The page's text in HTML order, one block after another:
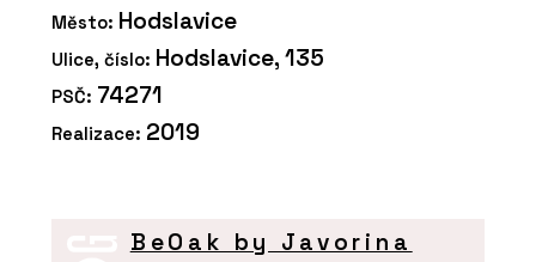
Město: Hodslavice
Ulice, číslo: Hodslavice, 135
PSČ: 74271
Realizace: 2019
BeOak by Javorina